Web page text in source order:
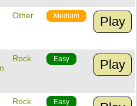
Other Medium Play
Rock Easy Play
Rock Easy